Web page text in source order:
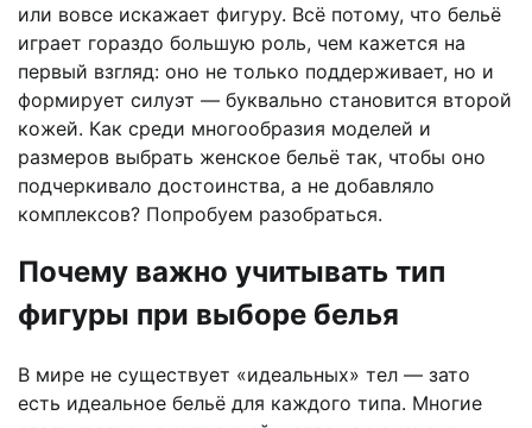
или вовсе искажает фигуру. Всё потому, что бельё
играет гораздо большую роль, чем кажется на
первый взгляд: оно не только поддерживает, но и
формирует силуэт — буквально становится второй
кожей. Как среди многообразия моделей и
размеров выбрать женское бельё так, чтобы оно
подчеркивало достоинства, а не добавляло
комплексов? Попробуем разобраться.
Почему важно учитывать тип
фигуры при выборе белья
В мире не существует «идеальных» тел — зато
есть идеальное бельё для каждого типа. Многие